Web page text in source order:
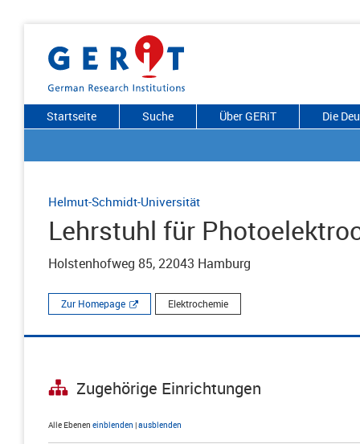
Startseite Suche Über GERiT Die
Helmut-Schmidt-Universität
Lehrstuhl für
Holstenhofweg 85, 22043 Hamburg
Zur Homepage Elektrochemie
Zugehörige Einrichtungen
Alle Ebenen einblenden |ausblenden